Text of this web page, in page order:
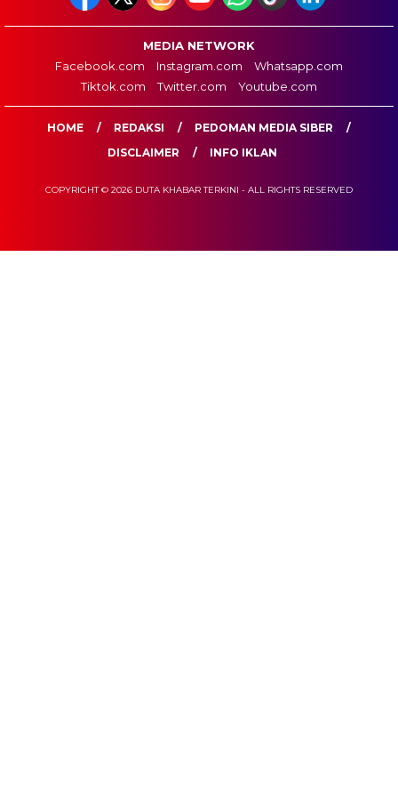
MEDIA NETWORK
Facebook.com
Instagram.com
Whatsapp.com
Tiktok.com
Twitter.com Youtube.com
HOME REDAKSI
PEDOMAN MEDIA SIBER
DISCLAIMER
INFO IKLAN
COPYRIGHT © 2026 DUTA KHABAR TERKINI - ALL RIGHTS RESERVED